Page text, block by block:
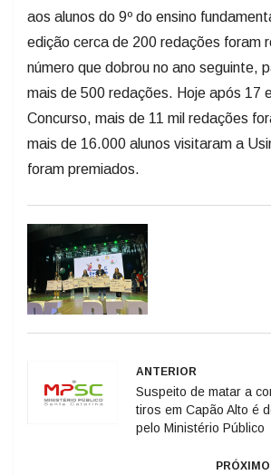
aos alunos do 9º do ensino
edição cerca de 200 redações foram
número que dobrou no ano seguinte,
mais de 500 redações. Hoje após 17
Concurso, mais de 11 mil redações
mais de 16.000 alunos visitaram a
foram premiados.
ANTERIOR
Suspeito de matar a
tiros em Capão Alto é
pelo Ministério Público
PRÓXIMO